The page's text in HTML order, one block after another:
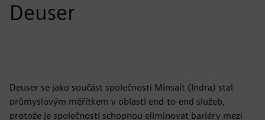
Deuser
Deuser se jako součást společnosti Minsait (Indra) stal
průmyslovým měřítkem v oblasti end-to-end služeb,
protože je společností schopnou eliminovat bariéry mezi